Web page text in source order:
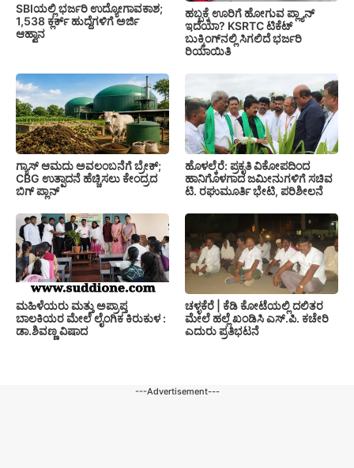
SBIಯಲ್ಲಿ ಭರ್ಜರಿ ಉದ್ಯೋಗಾವಕಾಶ;
1,538 ಕ್ಲರ್ಕ್ ಹುದ್ದೆಗಳಿಗೆ ಅರ್ಜಿ
ಆಹ್ವಾನ
ಹಬ್ಬಕ್ಕೆ ಊರಿಗೆ ಹೋಗುವ ಪ್ಲ್ಯಾನ್
ಇದೆಯಾ? KSRTC ಟಿಕೆಟ್
ಬುಕ್ಕಿಂಗ್‌ನಲ್ಲಿ ಸಿಗಲಿದೆ ಭರ್ಜರಿ
ರಿಯಾಯಿತಿ
ಗ್ಯಾಸ್ ಆಮದು ಅವಲಂಬನೆಗೆ ಬ್ರೇಕ್;
CBG ಉತ್ಪಾದನೆ ಹೆಚ್ಚಿಸಲು ಕೇಂದ್ರದ
ಬಿಗ್ ಪ್ಲಾನ್
ಹೊಳಲ್ಕೆರೆ: ಪ್ರಕೃತಿ ವಿಕೋಪದಿಂದ
ಹಾನಿಗೊಳಗಾದ ಜಮೀನುಗಳಿಗೆ ಸಚಿವ
ಟಿ. ರಘುಮೂರ್ತಿ ಭೇಟಿ, ಪರಿಶೀಲನೆ
ಮಹಿಳೆಯರು ಮತ್ತು ಅಪ್ರಾಪ್ತ
ಬಾಲಕಿಯರ ಮೇಲೆ ಲೈಂಗಿಕ ಕಿರುಕುಳ :
ಡಾ.ಶಿವಣ್ಣ ವಿಷಾದ
ಚಳ್ಳಕೆರೆ | ಕೆಡಿ ಕೋಟೆಯಲ್ಲಿ ದಲಿತರ
ಮೇಲೆ ಹಲ್ಲೆ ಖಂಡಿಸಿ ಎಸ್.ಪಿ. ಕಚೇರಿ
ಎದುರು ಪ್ರತಿಭಟನೆ
---Advertisement---